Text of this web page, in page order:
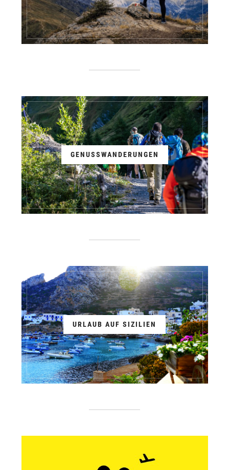
GENUSSWANDERUNGEN
URLAUB AUF SIZILIEN